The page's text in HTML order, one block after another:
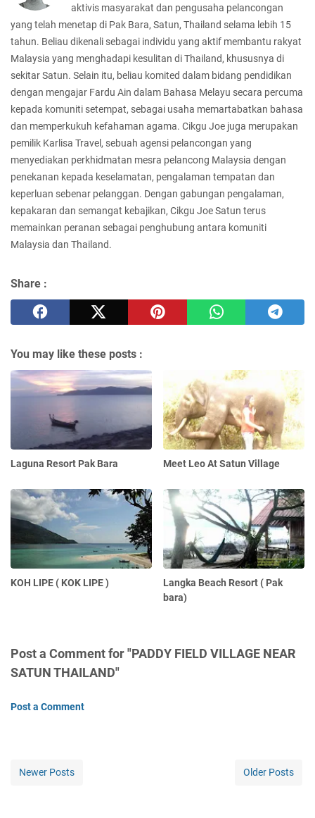
aktivis masyarakat dan pengusaha pelancongan
yang telah menetap di Pak Bara, Satun, Thailand selama lebih 15
tahun. Beliau dikenali sebagai individu yang aktif membantu rakyat
Malaysia yang menghadapi kesulitan di Thailand, khususnya di
sekitar Satun. Selain itu, beliau komited dalam bidang pendidikan
dengan mengajar Fardu Ain dalam Bahasa Melayu secara percuma
kepada komuniti setempat, sebagai usaha memartabatkan bahasa
dan memperkukuh kefahaman agama. Cikgu Joe juga merupakan
pemilik Karlisa Travel, sebuah agensi pelancongan yang
menyediakan perkhidmatan mesra pelancong Malaysia dengan
penekanan kepada keselamatan, pengalaman tempatan dan
keperluan sebenar pelanggan. Dengan gabungan pengalaman,
kepakaran dan semangat kebajikan, Cikgu Joe Satun terus
memainkan peranan sebagai penghubung antara komuniti
Malaysia dan Thailand.
Share :
You may like these posts :
Laguna Resort Pak Bara Meet Leo At Satun Village
KOH LIPE ( KOK LIPE )
Langka Beach Resort ( Pak
bara)
Post a Comment for "PADDY FIELD VILLAGE NEAR
SATUN THAILAND"
Post a Comment
Newer Posts Older Posts